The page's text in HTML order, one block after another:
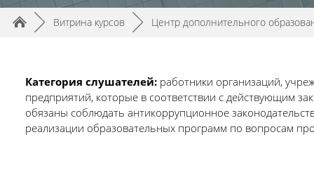
Путь к странице
/► Витрина курсов /► Центр дополнительного
Категория слушателей: работники организаций,
предприятий, которые в соответствии с действующим
обязаны соблюдать антикоррупционное
реализации образовательных программ по вопросам